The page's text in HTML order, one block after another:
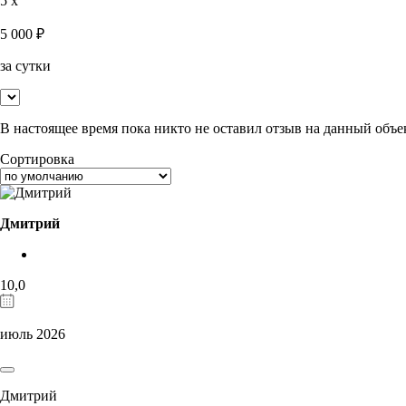
5 000 ₽
за сутки
В настоящее время пока никто не оставил отзыв на данный
Сортировка
Дмитрий
10,0
июль 2026
Дмитрий